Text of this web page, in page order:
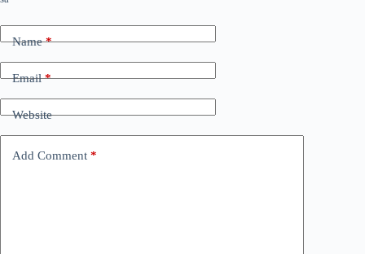
Name*
Email*
Website
Add Comment *